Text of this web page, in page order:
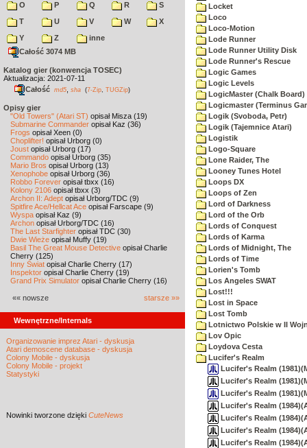
O
P Q R
S
T
U V W
X
Y
Z
inne
Całość 3074 MB
Katalog gier (konwencja TOSEC)
Aktualizacja: 2021-07-11
Całość md5 sha (7-Zip TUGZip)
Opisy gier
"Old Towers" (Atari ST) opisał Misza (19)
Submarine Commander opisał Kaz (36)
Frogs opisał Xeen (0)
Choplifter! opisał Urborg (0)
Joust opisał Urborg (17)
Commando opisał Urborg (35)
Mario Bros opisał Urborg (13)
Xenophobe opisał Urborg (36)
Robbo Forever opisał tbxx (16)
Kolony 2106 opisał tbxx (3)
Archon II: Adept opisał Urborg/TDC (9)
Spitfire Ace/Hellcat Ace opisał Farscape (9)
Wyspa opisał Kaz (9)
Archon opisał Urborg/TDC (16)
The Last Starfighter opisał TDC (30)
Dwie Wieże opisał Muffy (19)
Basil The Great Mouse Detective opisał Charlie
Cherry (125)
Inny Świat opisał Charlie Cherry (17)
Inspektor opisał Charlie Cherry (19)
Grand Prix Simulator opisał Charlie Cherry (16)
«« nowsze starsze »»
Wewnętrzne/Internals
Organizowanie imprez Atari - dyskusja
Atari demoscene database - dyskusja
Colony Mobile - dyskusja
Colony Mobile - projekt
Statystyki
Nowinki tworzone dzięki CuteNews
Locket
Loco
Loco-Motion
Lode Runner
Lode Runner Utility Disk
Lode Runner's Rescue
Logic Games
Logic Levels
LogicMaster (Chalk Board)
Logicmaster (Terminus
Logik (Svoboda, Petr)
Logik (Tajemnice Atari)
Logistik
Logo-Square
Lone Raider, The
Looney Tunes Hotel
Loops DX
Loops of Zen
Lord of Darkness
Lord of the Orb
Lords of Conquest
Lords of Karma
Lords of Midnight, The
Lords of Time
Lorien's Tomb
Los Angeles SWAT
Lost!!!
Lost in Space
Lost Tomb
Lotnictwo Polskie w II
Lov Opic
Loydova Cesta
Lucifer's Realm
Lucifer's Realm
Lucifer's Realm
Lucifer's Realm
Lucifer's Realm
Lucifer's Realm
Lucifer's Realm
Lucifer's Realm